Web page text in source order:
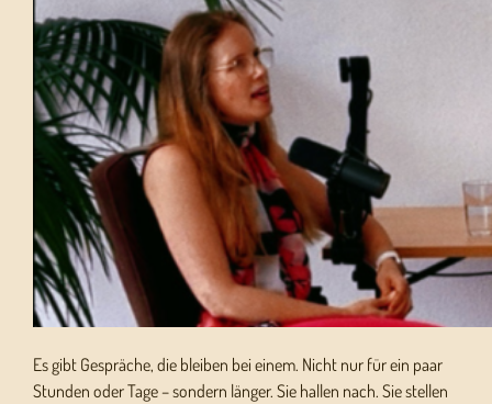
Es gibt Gespräche, die bleiben bei einem. Nicht nur für ein paar
Stunden oder Tage – sondern länger. Sie hallen nach. Sie stellen